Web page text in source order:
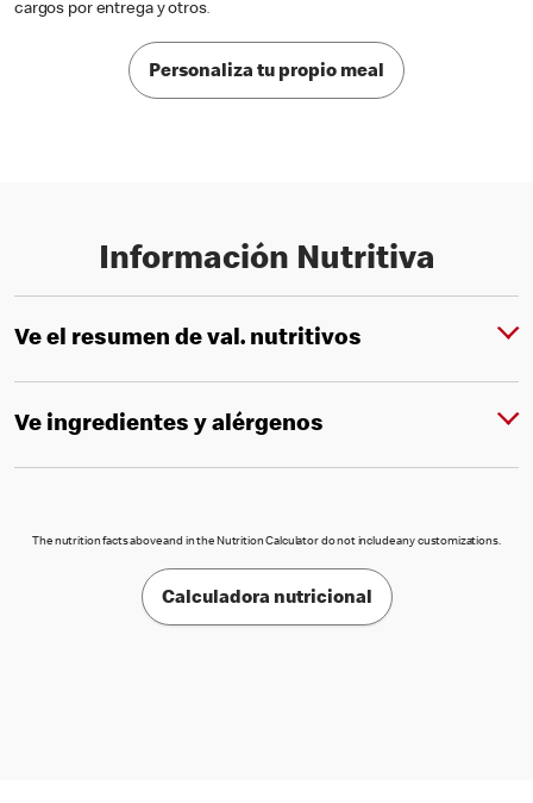
cargos por entrega y otros.
Personaliza tu propio meal
Información Nutritiva
Ve el resumen de val. nutritivos
Ve ingredientes y alérgenos
The nutrition facts above and in the Nutrition Calculator do not include any customizations.
Calculadora nutricional